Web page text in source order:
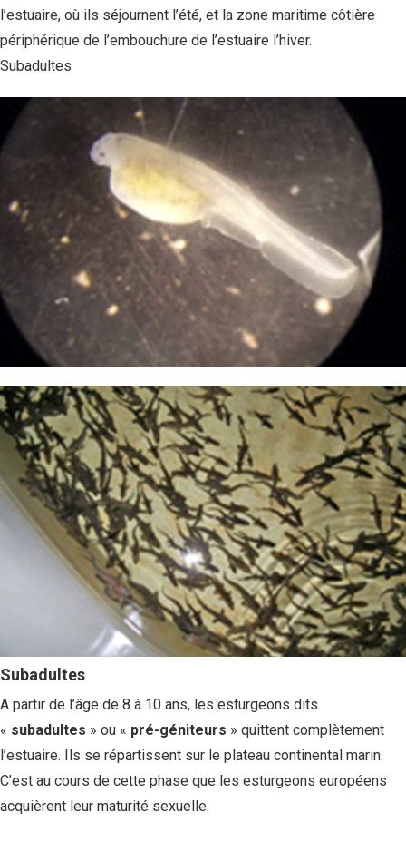
l’estuaire, où ils séjournent l’été, et la zone maritime côtière
périphérique de l’embouchure de l’estuaire l’hiver.
Subadultes
Subadultes
A partir de l’âge de 8 à 10 ans, les esturgeons dits
« subadultes » ou « pré-géniteurs » quittent complètement
l’estuaire. Ils se répartissent sur le plateau continental marin.
C’est au cours de cette phase que les esturgeons européens
acquièrent leur maturité sexuelle.